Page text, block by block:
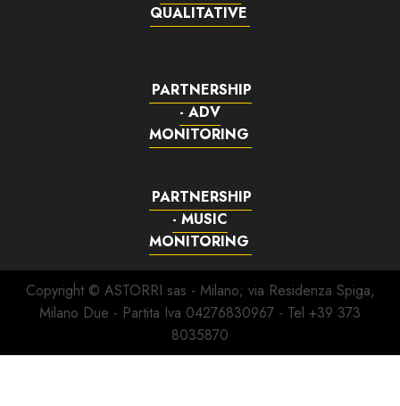
QUALITATIVE
PARTNERSHIP
- ADV
MONITORING
PARTNERSHIP
- MUSIC
MONITORING
Copyright © ASTORRI sas - Milano; via Residenza Spiga,
Milano Due - Partita Iva 04276830967 - Tel +39 373
8035870